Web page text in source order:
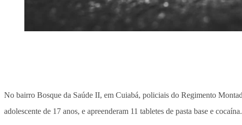
No bairro Bosque da Saúde II, em Cuiabá, policiais do Regimento
adolescente de 17 anos, e apreenderam 11 tabletes de pasta base e cocaína.